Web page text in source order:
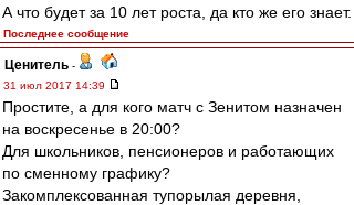
А что будет за 10 лет роста, да кто же его знает.
Последнее сообщение
Ценитель -
31 июл 2017 14:39
Простите, а для кого матч с Зенитом назначен
на воскресенье в 20:00?
Для школьников, пенсионеров и работающих
по сменному графику?
Закомплексованная тупорылая деревня,